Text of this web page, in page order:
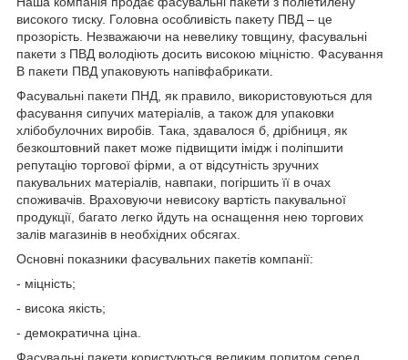
високого тиску. Головна особливість пакету ПВД – це
прозорість. Незважаючи на невелику товщину, фасувальні
пакети з ПВД володіють досить високою міцністю. Фасування
В пакети ПВД упаковують напівфабрикати.
Фасувальні пакети ПНД, як правило, використовуються для
фасування сипучих матеріалів, а також для упаковки
хлібобулочних виробів. Така, здавалося б, дрібниця, як
безкоштовний пакет може підвищити імідж і поліпшити
репутацію торгової фірми, а от відсутність зручних
пакувальних матеріалів, навпаки, погіршить її в очах
споживачів. Враховуючи невисоку вартість пакувальної
продукції, багато легко йдуть на оснащення нею торгових
залів магазинів в необхідних обсягах.
Основні показники фасувальних пакетів компанії:
- міцність;
- висока якість;
- демократична ціна.
Фасувальні пакети користуються великим попитом серед